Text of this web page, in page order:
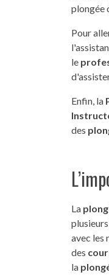
plongée
Pour
le
Enfin, la
des
La
plusieurs
avec les
des
la